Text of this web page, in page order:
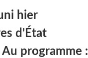
hier
d'État
programme :